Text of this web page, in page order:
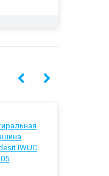
IWUC